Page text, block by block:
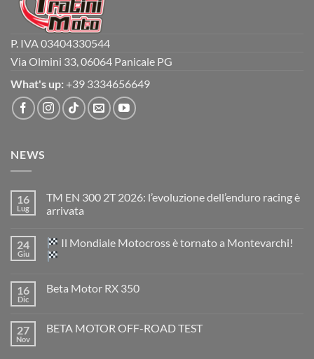
P. IVA 03404330544
Via Olmini 33, 06064 Panicale PG
What's up: +39 3334656649
NEWS
16
Lug
TM EN 300 2T 2026: l’evoluzione dell’enduro racing è
arrivata
su
TM
EN
2026:
è
arrivata
24
Giu
Il Mondiale Motocross è tornato a Montevarchi!
su
Motocross
è
16
Dic
Beta Motor RX 350
Beta
27
Nov
BETA MOTOR OFF-ROAD TEST